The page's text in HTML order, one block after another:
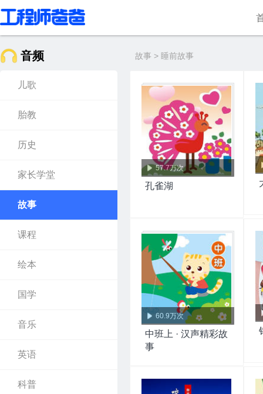
音频 故事 > 睡前故事
儿歌
胎教
历史
家长学堂
故事
课程
绘本
国学
音乐
英语
科普
57.7万次
孔雀湖
60.9万次
中班上 · 汉声精彩故
事